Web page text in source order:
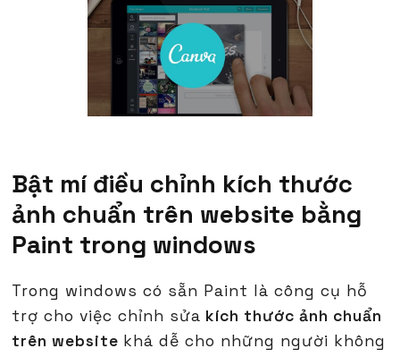
Bật mí điều chỉnh kích thước
ảnh chuẩn trên website bằng
Paint trong windows
Trong windows có sẵn Paint là công cụ hỗ
trợ cho việc chỉnh sửa kích thước ảnh chuẩn
trên website khá dễ cho những người không